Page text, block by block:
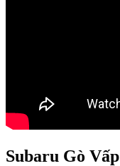
Subaru Gò Vấp